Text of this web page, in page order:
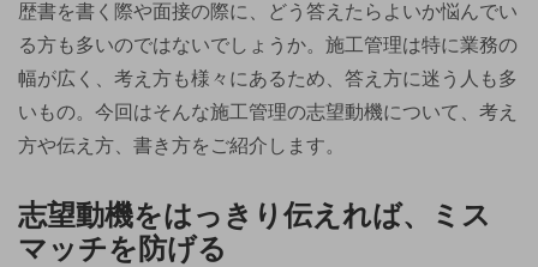
歴書を書く際や面接の際に、どう答えたらよいか悩んでい
る方も多いのではないでしょうか。施工管理は特に業務の
幅が広く、考え方も様々にあるため、答え方に迷う人も多
いもの。今回はそんな施工管理の志望動機について、考え
方や伝え方、書き方をご紹介します。
志望動機をはっきり伝えれば、ミス
マッチを防げる